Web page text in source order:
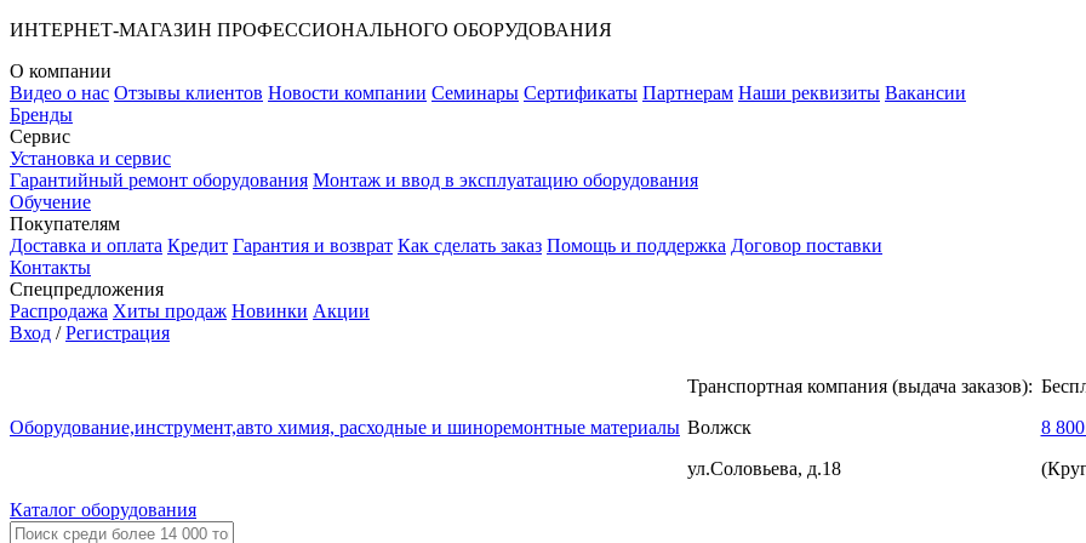
ИНТЕРНЕТ-МАГАЗИН ПРОФЕССИОНАЛЬНОГО ОБОРУДОВАНИЯ
О компании
Видео о нас Отзывы клиентов Новости компании Семинары Сертификаты Партнерам Наши реквизиты Вакансии
Бренды
Сервис
Установка и сервис
Гарантийный ремонт оборудования Монтаж и ввод в эксплуатацию оборудования
Обучение
Покупателям
Доставка и оплата Кредит Гарантия и возврат Как сделать заказ Помощь и поддержка Договор поставки
Контакты
Спецпредложения
Распродажа Хиты продаж Новинки Акции
Вход /Регистрация
Оборудование,инструмент,авто химия, расходные и шиноремонтные материалы
Транспортная компания (выдача заказов):
Волжск
ул.Соловьева, д.18
8
Каталог оборудования